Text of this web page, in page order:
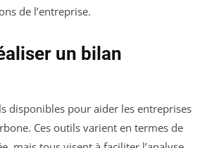
de l’entreprise.
un bilan
disponibles pour aider les entreprises
Ces outils varient en termes de